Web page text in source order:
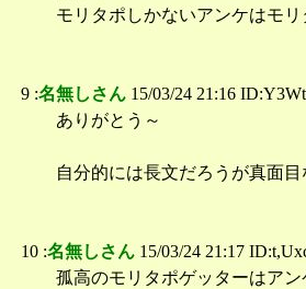
モリタポしかないアンケはモリ
9 :名無しさん 15/03/24 21:16
ありがとう～
自分的には長文だろうが真面
10 :名無しさん 15/03/24 21:17
孤高のモリタポゲッターはア